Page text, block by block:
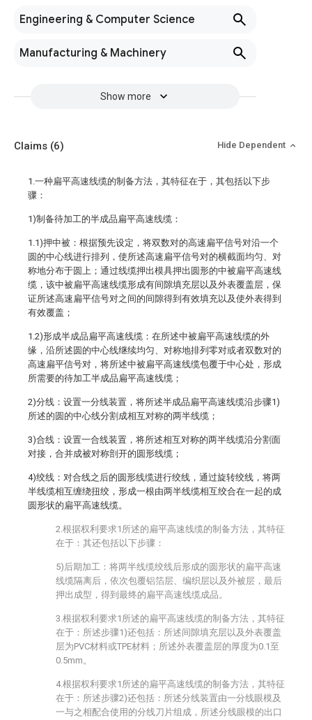
Engineering & Computer Science
Manufacturing & Machinery
Show more
Claims (6) Hide Dependent
1.一种扁平高速线缆的制备方法，其特征在于，其包括以下步
骤：
1)制备待加工的半成品扁平高速线缆：
1.1)押中被：根据预先设定，将双数对的高速扁平信号对沿一个
圆的中心线进行排列，使所述高速扁平信号对的横截面均匀、对
称地分布于圆上；通过线缆押出模具押出圆形的中被扁平高速线
缆，该中被扁平高速线缆形成有间隙填充层以及外表覆盖层，保
证所述高速扁平信号对之间的间隙得到有效填充以及使外表得到
有效覆盖；
1.2)形成半成品扁平高速线缆：在所述中被扁平高速线缆的外
缘，沿所述圆的中心线继续均匀、对称地排列零对或者双数对的
高速扁平信号对，将所述中被扁平高速线缆包覆于中心处，形成
所需要的待加工半成品扁平高速线缆；
2)分线：设置一分线装置，将所述半成品扁平高速线缆沿步骤1)
所述的圆的中心线分割成相互对称的两半线缆；
3)合线：设置一合线装置，将所述相互对称的两半线缆沿分割面
对接，合并成被对称剖开的圆形线缆；
4)绞线：对合线之后的圆形线缆进行绞线，通过旋转绞线，将两
半线缆相互缠绕扭绞，形成一根由两半线缆相互绞合在一起的成
圆形状的扁平高速线缆。
2.根据权利要求1所述的扁平高速线缆的制备方法，其特征
在于：其还包括以下步骤：
5)后期加工：将两半线缆绞线后形成的圆形状的扁平高速
线缆隔离后，依次包覆铝箔层、编织层以及外被层，最后
押出成型，得到最终的扁平高速线缆成品。
3.根据权利要求1所述的扁平高速线缆的制备方法，其特征
在于：所述步骤1)还包括：所述间隙填充层以及外表覆盖
层为PVC材料或TPE材料；所述外表覆盖层的厚度为0.1至
0.5mm。
4.根据权利要求1所述的扁平高速线缆的制备方法，其特征
在于：所述步骤2)还包括：所述分线装置由一分线眼模及
一与之相配合使用的分线刀片组成，所述分线眼模的出口